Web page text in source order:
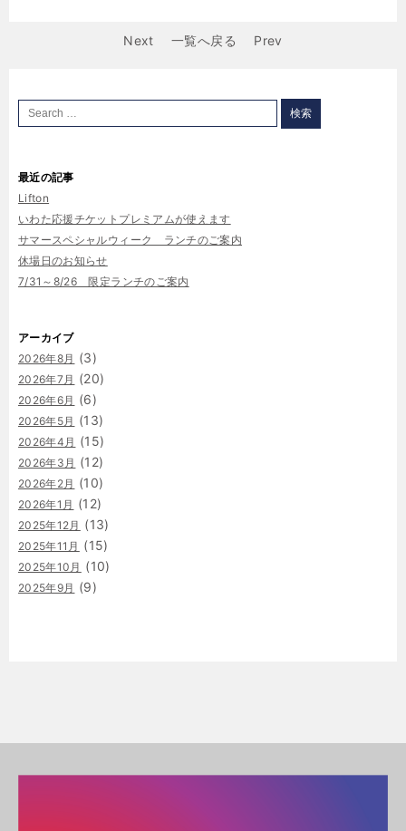
Next 一覧へ戻る Prev
最近の記事
Lifton
いわた応援チケットプレミアムが使えます
サマースペシャルウィーク ランチのご案内
休場日のお知らせ
7/31～8/26 限定ランチのご案内
アーカイブ
2026年8月 (3)
2026年7月 (20)
2026年6月 (6)
2026年5月 (13)
2026年4月 (15)
2026年3月 (12)
2026年2月 (10)
2026年1月 (12)
2025年12月 (13)
2025年11月 (15)
2025年10月 (10)
2025年9月 (9)